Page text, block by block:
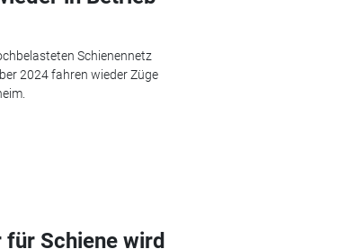
Schienennetz
2024 fahren wieder Züge
Schiene wird